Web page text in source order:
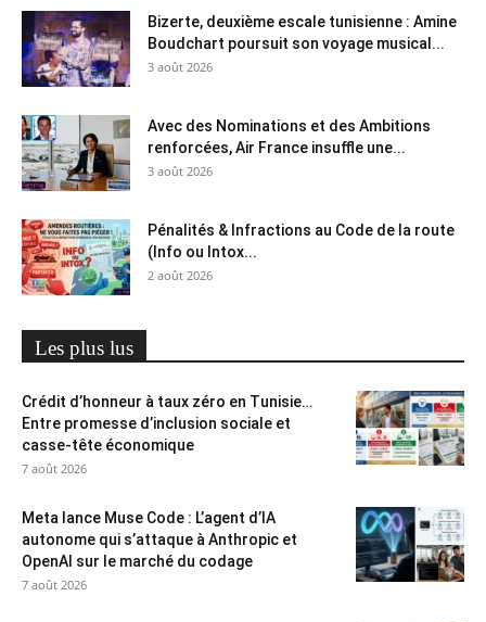
Bizerte, deuxième escale tunisienne : Amine
Boudchart poursuit son voyage musical...
3 août 2026
Avec des Nominations et des Ambitions
renforcées, Air France insuffle une...
3 août 2026
Pénalités & Infractions au Code de la route
(Info ou Intox...
2 août 2026
Les plus lus
Crédit d’honneur à taux zéro en Tunisie…
Entre promesse d’inclusion sociale et
casse-tête économique
7 août 2026
Meta lance Muse Code : L’agent d’IA
autonome qui s’attaque à Anthropic et
OpenAI sur le marché du codage
7 août 2026